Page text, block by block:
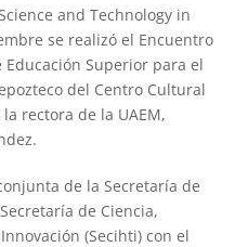
and Technology in
se realizó el Encuentro
Superior para el
del Centro Cultural
rectora de la UAEM,
de la Secretaría de
de Ciencia,
(Secihti) con el